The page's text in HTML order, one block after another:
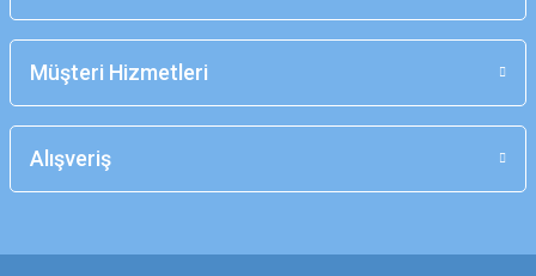
Müşteri Hizmetleri
Alışveriş